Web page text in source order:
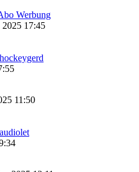
Werbung
17:45
hockeygerd
11:50
audiolet